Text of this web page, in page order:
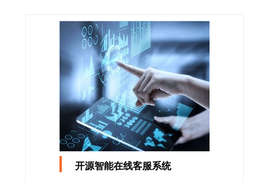
开源智能在线客服系统